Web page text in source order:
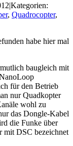
|Kategorien:
, Quadrocopter,
habe hier mal
baugleich mit
für den Betrieb
nur Quadkopter
wohl zu
das Dongle-Kabel
die Funke über
mit DSC bezeichnet